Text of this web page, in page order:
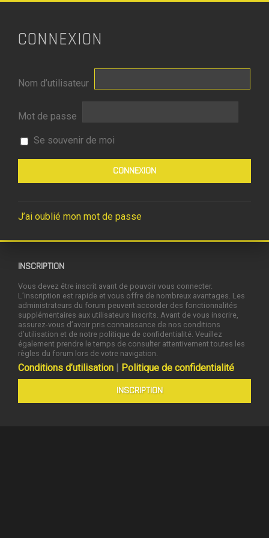
CONNEXION
Nom d’utilisateur
Mot de passe
Se souvenir de moi
J’ai oublié mon mot de passe
INSCRIPTION
Vous devez être inscrit avant de pouvoir vous connecter.
L’inscription est rapide et vous offre de nombreux avantages. Les
administrateurs du forum peuvent accorder des fonctionnalités
supplémentaires aux utilisateurs inscrits. Avant de vous inscrire,
assurez-vous d’avoir pris connaissance de nos conditions
d’utilisation et de notre politique de confidentialité. Veuillez
également prendre le temps de consulter attentivement toutes les
règles du forum lors de votre navigation.
Conditions d’utilisation | Politique de confidentialité
INSCRIPTION